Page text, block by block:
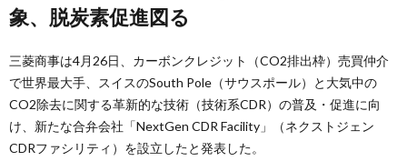
象、脱炭素促進図る
三菱商事は4月26日、カーボンクレジット（CO2排出枠）売買仲介
で世界最大手、スイスのSouth Pole（サウスポール）と大気中の
CO2除去に関する革新的な技術（技術系CDR）の普及・促進に向
け、新たな合弁会社「NextGen CDR Facility」（ネクストジェン
CDRファシリティ）を設立したと発表した。